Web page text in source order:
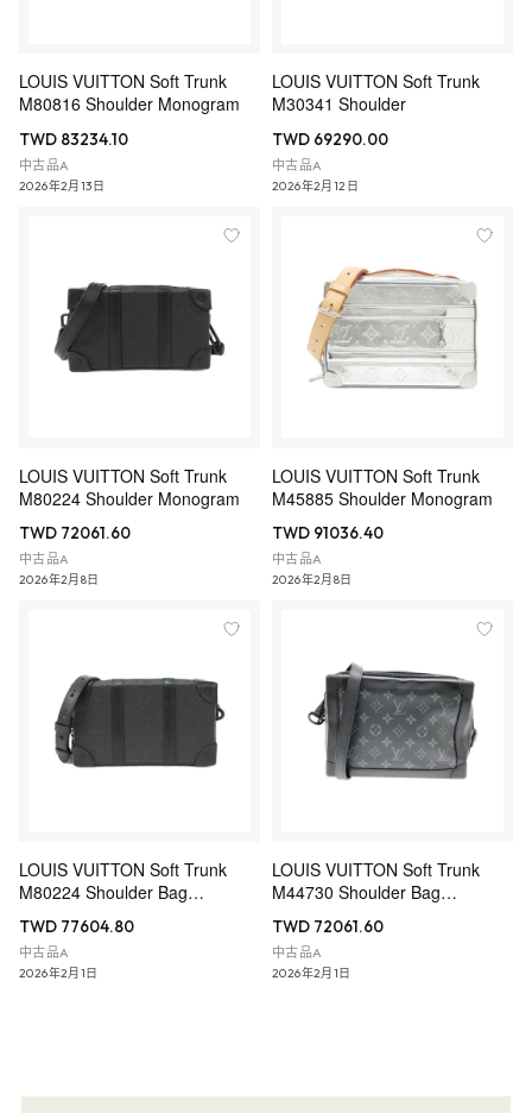
LOUIS VUITTON Soft Trunk
M80816 Shoulder Monogram
TWD 83234.10
中古品A
2026年2月13日
LOUIS VUITTON Soft Trunk
M30341 Shoulder
TWD 69290.00
中古品A
2026年2月12日
LOUIS VUITTON Soft Trunk
M80224 Shoulder Monogram
TWD 72061.60
中古品A
2026年2月8日
LOUIS VUITTON Soft Trunk
M45885 Shoulder Monogram
TWD 91036.40
中古品A
2026年2月8日
LOUIS VUITTON Soft Trunk
M80224 Shoulder Bag
TWD 77604.80
中古品A
2026年2月1日
LOUIS VUITTON Soft Trunk
M44730 Shoulder Bag
TWD 72061.60
中古品A
2026年2月1日